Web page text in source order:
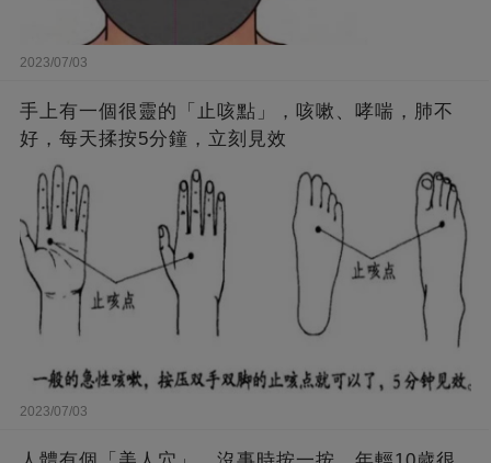
2023/07/03
手上有一個很靈的「止咳點」，咳嗽、哮喘，肺不
好，每天揉按5分鐘，立刻見效
2023/07/03